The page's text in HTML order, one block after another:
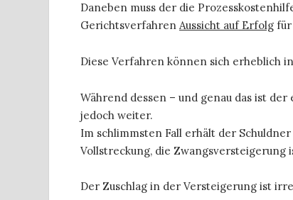
Daneben muss der die
Gerichtsverfahren Aussicht auf Erfolg für
Diese Verfahren können sich erheblich
Während dessen – und genau das ist
jedoch weiter.
Im schlimmsten Fall erhält der
Vollstreckung, die Zwangsversteigerung
Der Zuschlag in der Versteigerung ist